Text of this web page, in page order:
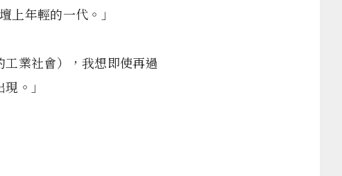
上年輕的一代。」
工業社會），我想即使再過
。」